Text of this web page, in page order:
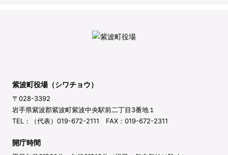
紫波町役場（シワチョウ）
〒028-3392
岩手県紫波郡紫波町紫波中央駅前二丁目3番地１
TEL：（代表）019-672-2111 FAX：019-672-2311
開庁時間